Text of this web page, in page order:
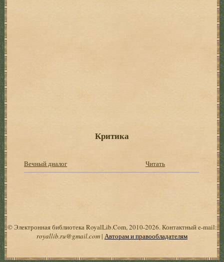
Критика
Вечный диалог Читать
© Электронная библиотека RoyalLib.Com, 2010-2026. Контактный e-mail:
royallib.ru@gmail.com| Авторам и правообладателям